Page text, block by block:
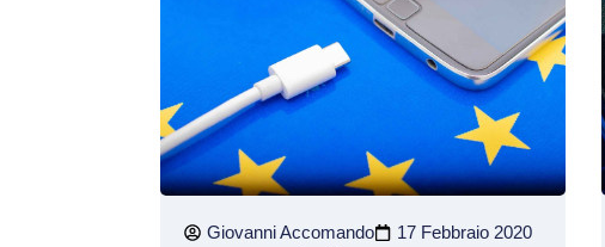
Giovanni Accomando 17 Febbraio 2020